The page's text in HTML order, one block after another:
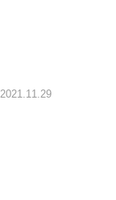
2021.11.29